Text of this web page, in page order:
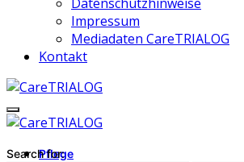
Impressum
Mediadaten CareTRIALOG
Kontakt
Pflege
Search for: